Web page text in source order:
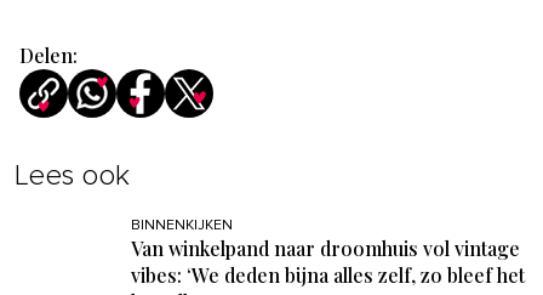
Delen:
Lees ook
BINNENKIJKEN
Van winkelpand naar droomhuis vol vintage
vibes: ‘We deden bijna alles zelf, zo bleef het